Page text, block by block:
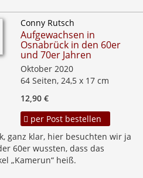
Conny Rutsch
Aufgewachsen in
Osnabrück in den 60er
und 70er Jahren
Oktober 2020
64 Seiten, 24,5 x 17 cm
12,90 €
per Post bestellen
ganz klar, hier besuchten wir ja
60er wussten, dass das
„Kamerun“ heiß.